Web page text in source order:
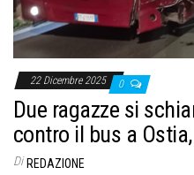
22 Dicembre 2025 0
Due ragazze si
contro il bus a
Di REDAZIONE